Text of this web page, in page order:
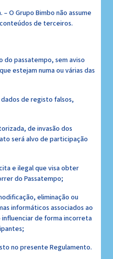
O Grupo Bimbo não assume
de terceiros.
do passatempo, sem aviso
estejam numa ou várias das
de registo falsos,
de invasão dos
será alvo de participação
e ilegal que visa obter
do Passatempo;
eliminação ou
informáticos associados ao
de forma incorreta
no presente Regulamento.